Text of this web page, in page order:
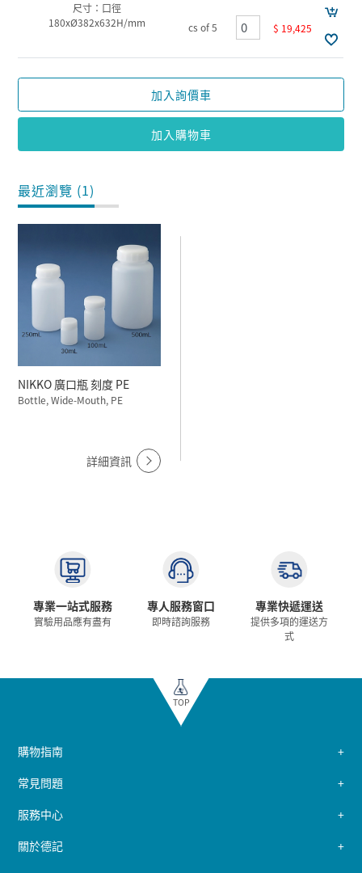
尺寸：口徑
180xØ382x632H/mm
cs of 5 $ 19,425
加入詢價車
加入購物車
最近瀏覽 (1)
NIKKO 廣口瓶 刻度 PE
Bottle, Wide-Mouth, PE
詳細資訊
專業一站式服務
實驗用品應有盡有
專人服務窗口
即時諮詢服務
專業快遞運送
提供多項的運送方
式
TOP
購物指南
常見問題
服務中心
關於德記